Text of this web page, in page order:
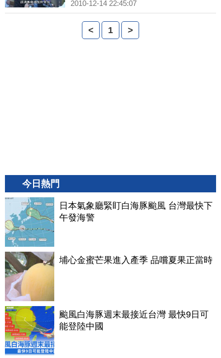
2010-12-14 22:45:07
< 1 >
今日熱門
日本氣象廳緊盯白海豚颱風 台灣最快下
午發海警
埔心金蜜芒果進入產季 品嚐夏果正當時
颱風白海豚週末最接近台灣 最快9日可
能登陸中國